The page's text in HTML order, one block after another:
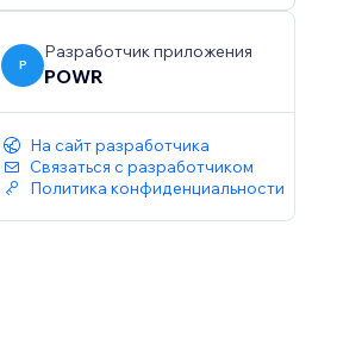
P
Разработчик приложения
POWR
На сайт разработчика
Связаться с разработчиком
Политика конфиденциальности